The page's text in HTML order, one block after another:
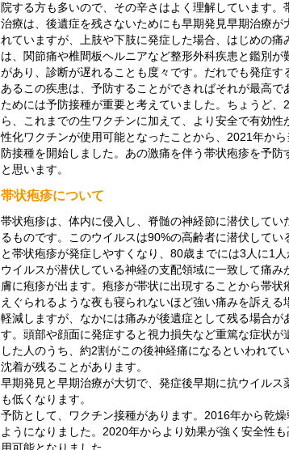
院する方も多いので、その辛さはよく理解しています。
治療は、後遺症を残さないためにも早期発見早期治療が
れていますが、上肢や下肢に発症した場合、はじめの痛
は、関節痛や椎間板ヘルニアなど整形外科疾患と鑑別が
があり、診断が遅れることも度々です。だれでも発症す
あるこの疾患は、予防することができればそれが最高で
ためには予防接種が重要と考えていました。ちょうど、
ら、これまでの生ワクチンに加えて、より安全で有効性
性化ワクチンが使用可能となったことから、2021年か
防接種を開始しました。あの激痛を伴う帯状疱疹を予
と思います。
帯状疱疹について
帯状疱疹は、体内に侵入し、脊髄の神経節に潜伏して
るものです。このウイルスは90%の高齢者に潜伏して
と帯状疱疹が発症しやすくなり、80歳までには3人に1
ウイルスが潜伏している神経の支配領域に一致して痛
膚に疱疹が出ます。疱疹が帯状に出現することから帯
えぐられるような夜も寝られないほど強い痛みを訴え
軽減しますが、なかには痛みが後遺症として残る場合
す。頭部や顔面に発症すると視力損失など重篤な症状
した人のうち、約2割がこの後神経痛になるといわれて
沈着が残ることがあります。
早期発見と早期治療が大切で、発症後早期に抗ウイル
も低くなります。
予防として、ワクチン接種があります。2016年から乾
ようになりました。2020年からより効果が強く安全性